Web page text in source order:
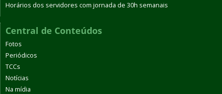
Horários dos servidores com jornada de 30h semanais
Central de Conteúdos
Fotos
Periódicos
TCCs
Notícias
Na mídia